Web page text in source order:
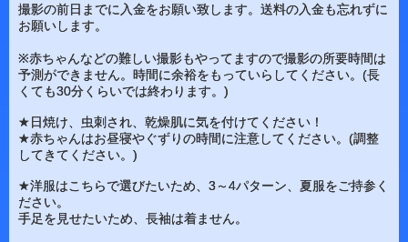
撮影の前日までに入金をお願い致します。送料の入金も忘れずに
お願いします。
※赤ちゃんなどの難しい撮影もやってますので撮影の所要時間は
予測ができません。時間に余裕をもっていらしてください。(長
くても30分くらいでは終わります。)
★日焼け、虫刺され、乾燥肌に気を付けてください！
★赤ちゃんはお昼寝やぐずりの時間に注意してください。(調整
してきてください。)
★洋服はこちらで選びたいため、3～4パターン、夏服をご持参く
ださい。
手足を見せたいため、長袖は着ません。